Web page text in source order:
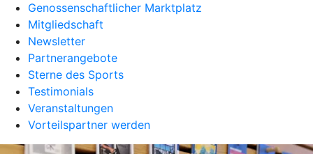
Genossenschaftlicher Marktplatz
Mitgliedschaft
Newsletter
Partnerangebote
Sterne des Sports
Testimonials
Veranstaltungen
Vorteilspartner werden